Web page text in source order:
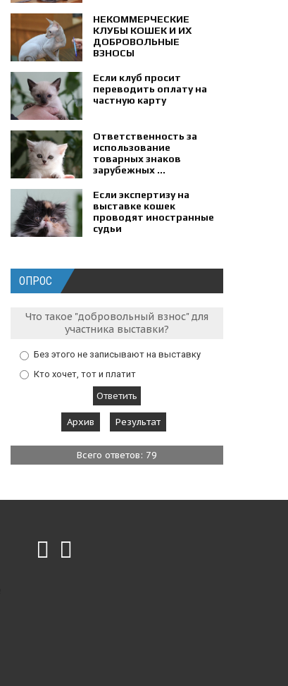
НЕКОММЕРЧЕСКИЕ
КЛУБЫ КОШЕК И ИХ
ДОБРОВОЛЬНЫЕ
ВЗНОСЫ
Если клуб просит
переводить оплату на
частную карту
Ответственность за
использование
товарных знаков
зарубежных ...
Если экспертизу на
выставке кошек
проводят иностранные
судьи
ОПРОС
Что такое "добровольный взнос" для
участника выставки?
Без этого не записывают на выставку
Кто хочет, тот и платит
Архив Результат
Всего ответов: 79